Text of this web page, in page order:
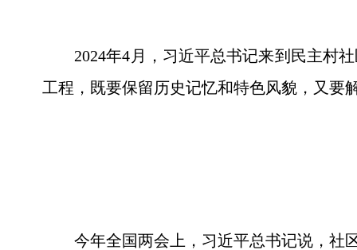
2024年4月，习近平总书记来到民主村
工程，既要保留历史记忆和特色风貌，又要
今年全国两会上，习近平总书记说，社